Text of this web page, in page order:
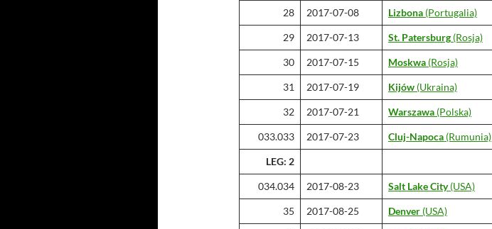
28 2017-07-08 Lizbona (Portugalia)
29 2017-07-13 St. Patersburg (Rosja)
30 2017-07-15 Moskwa (Rosja)
31 2017-07-19 Kijów (Ukraina)
32 2017-07-21 Warszawa (Polska)
033.033 2017-07-23 Cluj-Napoca (Rumunia)
LEG: 2
034.034 2017-08-23 Salt Lake City(USA)
35 2017-08-25 Denver (USA)